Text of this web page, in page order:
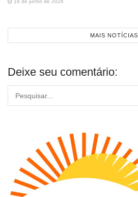
16 de junho de 2026
MAIS NOTÍCIAS
Deixe seu comentário: